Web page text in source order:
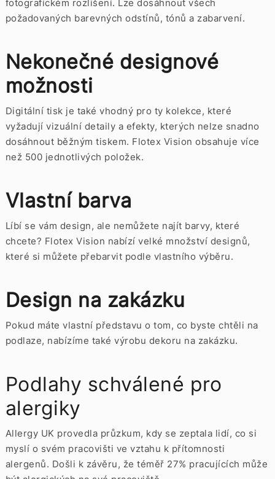
fotografickém rozlišení. Lze dosáhnout všech
požadovaných barevných odstínů, tónů a zabarvení.
Nekonečné designové
možnosti
Digitální tisk je také vhodný pro ty kolekce, které
vyžadují vizuální detaily a efekty, kterých nelze snadno
dosáhnout běžným tiskem. Flotex Vision obsahuje více
než 500 jednotlivých položek.
Vlastní barva
Líbí se vám design, ale nemůžete najít barvy, které
chcete? Flotex Vision nabízí velké množství designů,
které si můžete přebarvit podle vlastního výběru.
Design na zakázku
Pokud máte vlastní představu o tom, co byste chtěli na
podlaze, nabízíme také výrobu dekoru na zakázku.
Podlahy schválené pro
alergiky
Allergy UK provedla průzkum, kdy se zeptala lidí, co si
myslí o svém pracovišti ve vztahu k přítomnosti
alergenů. Došli k závěru, že téměř 27% pracujících může